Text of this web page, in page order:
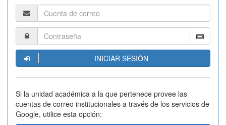
INICIAR SESIÓN
Si la unidad académica a la que pertenece provee las
cuentas de correo institucionales a través de los servicios de
Google, utilice esta opción: